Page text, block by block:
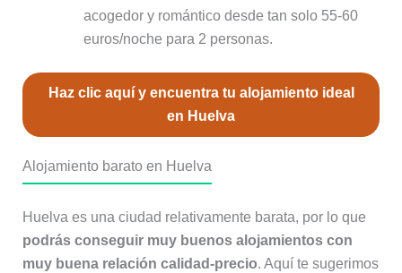
acogedor y romántico desde tan solo 55-60
euros/noche para 2 personas.
Haz clic aquí y encuentra tu alojamiento ideal
en Huelva
Alojamiento barato en Huelva
Huelva es una ciudad relativamente barata, por lo que
podrás conseguir muy buenos alojamientos con
muy buena relación calidad-precio. Aquí te sugerimos